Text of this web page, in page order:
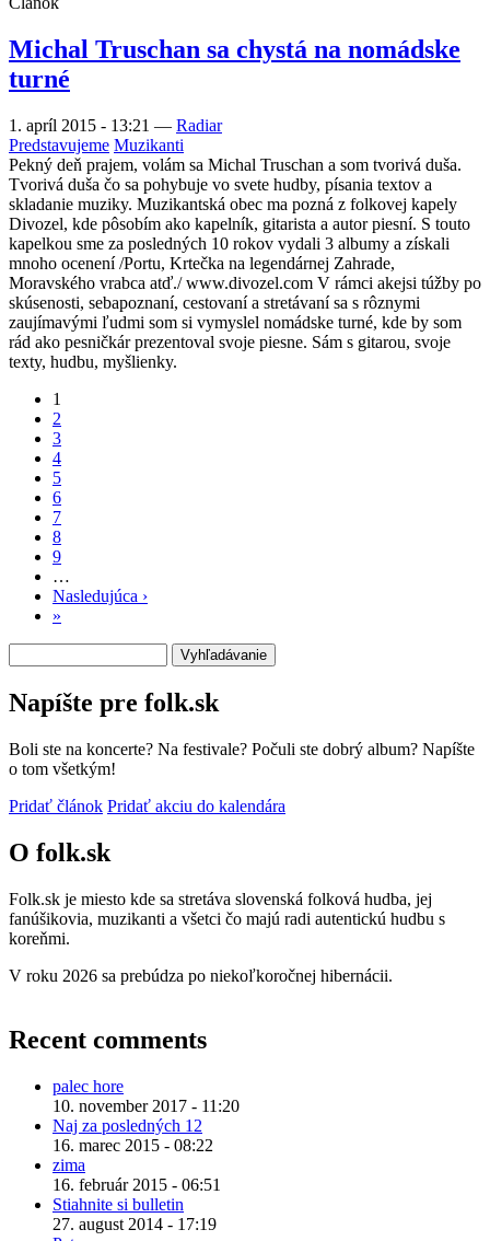
Michal Truschan sa chystá na nomádske
turné
1. apríl 2015 - 13:21 — Radiar
Predstavujeme Muzikanti
Pekný deň prajem, volám sa Michal Truschan a som tvorivá duša.
Tvorivá duša čo sa pohybuje vo svete hudby, písania textov a
skladanie muziky. Muzikantská obec ma pozná z folkovej kapely
Divozel, kde pôsobím ako kapelník, gitarista a autor piesní. S touto
kapelkou sme za posledných 10 rokov vydali 3 albumy a získali
mnoho ocenení /Portu, Krtečka na legendárnej Zahrade,
Moravského vrabca atď./ www.divozel.com V rámci akejsi túžby po
skúsenosti, sebapoznaní, cestovaní a stretávaní sa s rôznymi
zaujímavými ľudmi som si vymyslel nomádske turné, kde by som
rád ako pesničkár prezentoval svoje piesne. Sám s gitarou, svoje
texty, hudbu, myšlienky.
Stránkovanie
1
2
3
4
5
6
7
8
9
…
Nasledujúca ›
»
Napíšte pre folk.sk
Boli ste na koncerte? Na festivale? Počuli ste dobrý album? Napíšte
o tom všetkým!
Pridať článok Pridať akciu do kalendára
O folk.sk
Folk.sk je miesto kde sa stretáva slovenská folková hudba, jej
fanúšikovia, muzikanti a všetci čo majú radi autentickú hudbu s
koreňmi.
V roku 2026 sa prebúdza po niekoľkoročnej hibernácii.
Recent comments
palec hore
10. november 2017 - 11:20
Naj za posledných 12
16. marec 2015 - 08:22
zima
16. február 2015 - 06:51
Stiahnite si bulletin
27. august 2014 - 17:19